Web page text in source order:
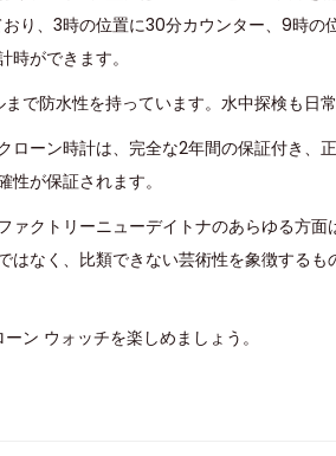
り、3時の位置に30分カウンター、9時の
ができます。
で防水性を持っています。水中探検も日常
ローン時計は、完全な2年間の保証付き、
が保証されます。
クトリーニューデイトナのあらゆる方
なく、比類できない芸術性を象徴する
ン ウォッチを楽しめましょう。